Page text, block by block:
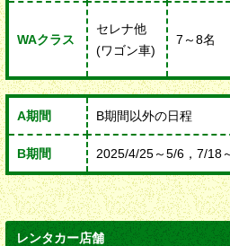
WAクラス
セレナ他
(ワゴン車)
7～8名
A期間 B期間以外の日程
B期間 2025/4/25～5/6，7/18
レンタカー店舗